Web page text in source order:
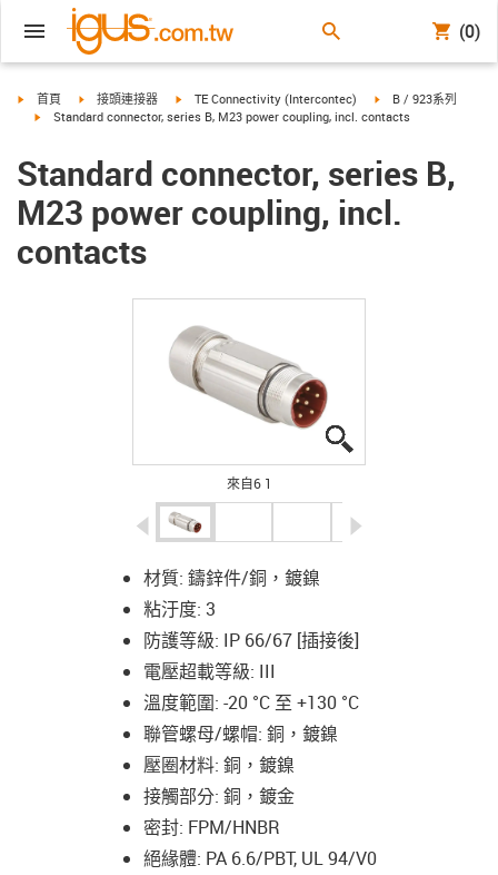
(0)
igus-icon-arrow-right
首頁 igus-icon-arrow-right
接頭連接器 igus-icon-arrow-right
TE Connectivity (Intercontec) igus-icon-arrow-right
B / 923系列
igus-icon-arrow-right
Standard connector, series B, M23 power coupling, incl. contacts
Standard connector, series B,
M23 power coupling, incl.
contacts
來自6 1
igus-icon-arrow-left
材質: 鑄鋅件/銅，鍍鎳
粘汙度: 3
防護等級: IP 66/67 [插接後]
電壓超載等級: III
溫度範圍: -20 °C 至 +130 °C
聯管螺母/螺帽: 銅，鍍鎳
壓圈材料: 銅，鍍鎳
接觸部分: 銅，鍍金
密封: FPM/HNBR
絕緣體: PA 6.6/PBT, UL 94/V0